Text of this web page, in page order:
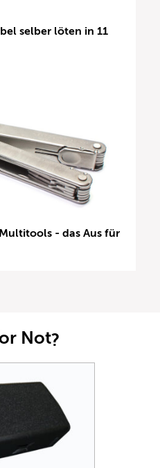
selber löten in 11
- das Aus für
Not?